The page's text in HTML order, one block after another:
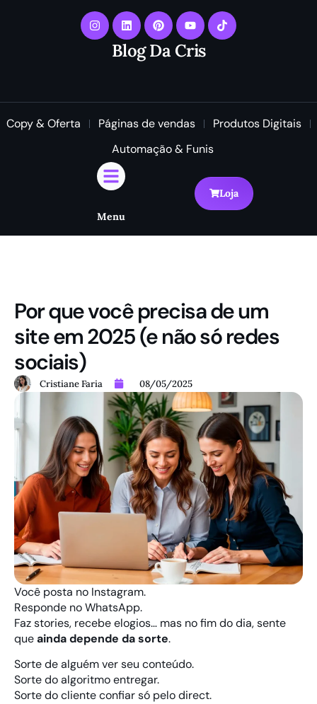
Blog Da Cris
Copy & Oferta Páginas de vendas
Produtos Digitais
Automação & Funis
Menu
Loja
Por que você precisa de um
site em 2025 (e não só redes
sociais)
Cristiane Faria 08/05/2025
Você posta no Instagram.
Responde no WhatsApp.
Faz stories, recebe elogios… mas no fim do dia, sente
queainda depende da sorte.
Sorte de alguém ver seu conteúdo.
Sorte do algoritmo entregar.
Sorte do cliente confiar só pelo direct.